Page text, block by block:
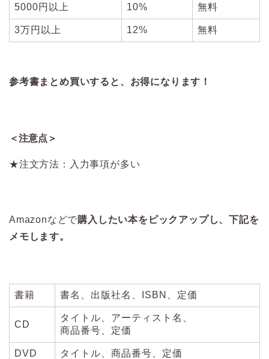
5000円以上 10% 無料
3万円以上 12% 無料
参考書まとめ買いすると、お得になります！
＜注意点＞
★注文方法：入力事項が多い
Amazonなどで購入したい本をピックアップし、下記を
メモします。
書籍 書名、出版社名、ISBN、定価
CD
タイトル、アーティスト名、
商品番号、定価
DVD タイトル、商品番号、定価